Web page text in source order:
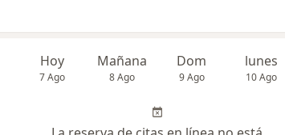
Hoy
7 Ago
Mañana
8 Ago
Dom
9 Ago
lunes
10 Ago